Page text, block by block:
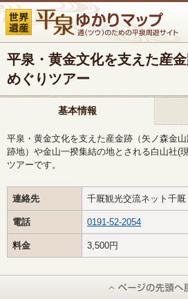
平泉・黄金文化を支えた産
めぐりツアー
基本情報
平泉・黄金文化を支えた産金跡（矢ノ森金
跡地）や金山一揆集結の地とされる白山社(
ツアーです。
連絡先 千厩観光交流ネット千厩
電話 0191-52-2054
料金 3,500円